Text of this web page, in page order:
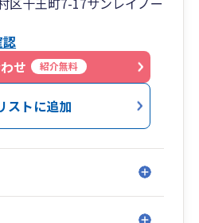
、「根拠」と「時間」で
約継続率95％超のご満足
！
お客様の納税の手間は弊社
者のためのオリジナル決算
でほしい、自分を支えてく
。この思いで日々精進し
せ
紹介無料
ストに追加